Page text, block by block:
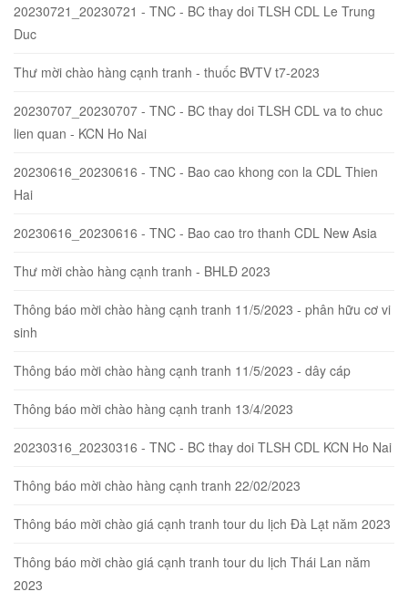
20230721_20230721 - TNC - BC thay doi TLSH CDL Le Trung
Duc
Thư mời chào hàng cạnh tranh - thuốc BVTV t7-2023
20230707_20230707 - TNC - BC thay doi TLSH CDL va to chuc
lien quan - KCN Ho Nai
20230616_20230616 - TNC - Bao cao khong con la CDL Thien
Hai
20230616_20230616 - TNC - Bao cao tro thanh CDL New Asia
Thư mời chào hàng cạnh tranh - BHLĐ 2023
Thông báo mời chào hàng cạnh tranh 11/5/2023 - phân hữu cơ vi
sinh
Thông báo mời chào hàng cạnh tranh 11/5/2023 - dây cáp
Thông báo mời chào hàng cạnh tranh 13/4/2023
20230316_20230316 - TNC - BC thay doi TLSH CDL KCN Ho Nai
Thông báo mời chào hàng cạnh tranh 22/02/2023
Thông báo mời chào giá cạnh tranh tour du lịch Đà Lạt năm 2023
Thông báo mời chào giá cạnh tranh tour du lịch Thái Lan năm
2023